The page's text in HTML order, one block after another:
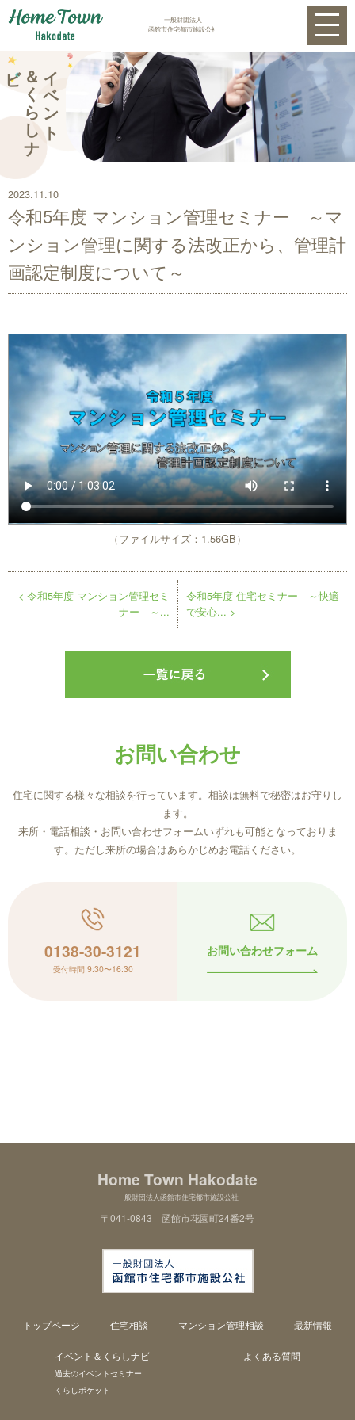
一般財団法人
函館市住宅都市施設公社
イベント
＆
く
ら
し
ナ
ビ
2023.11.10
令和5年度 マンション管理セミナー ～マ
ンション管理に関する法改正から、管理計
画認定制度について～
（ファイルサイズ：1.56GB）
< 令和5年度 マンション管理セミ
ナー ～...
令和5年度 住宅セミナー ～快適
で安心... >
お問い合わせ
住宅に関する様々な相談を行っています。相談は無料で秘密はお守りし
ます。
来所・電話相談・お問い合わせフォームいずれも可能となっておりま
す。ただし来所の場合はあらかじめお電話ください。
0138-30-3121
受付時間 9:30〜16:30
お問い合わせフォーム
Home Town Hakodate
一般財団法人函館市住宅都市施設公社
〒041-0843 函館市花園町24番2号
トップページ 住宅相談 マンション管理相談 最新情報
イベント＆くらしナビ
過去のイベントセミナー
くらしポケット
よくある質問